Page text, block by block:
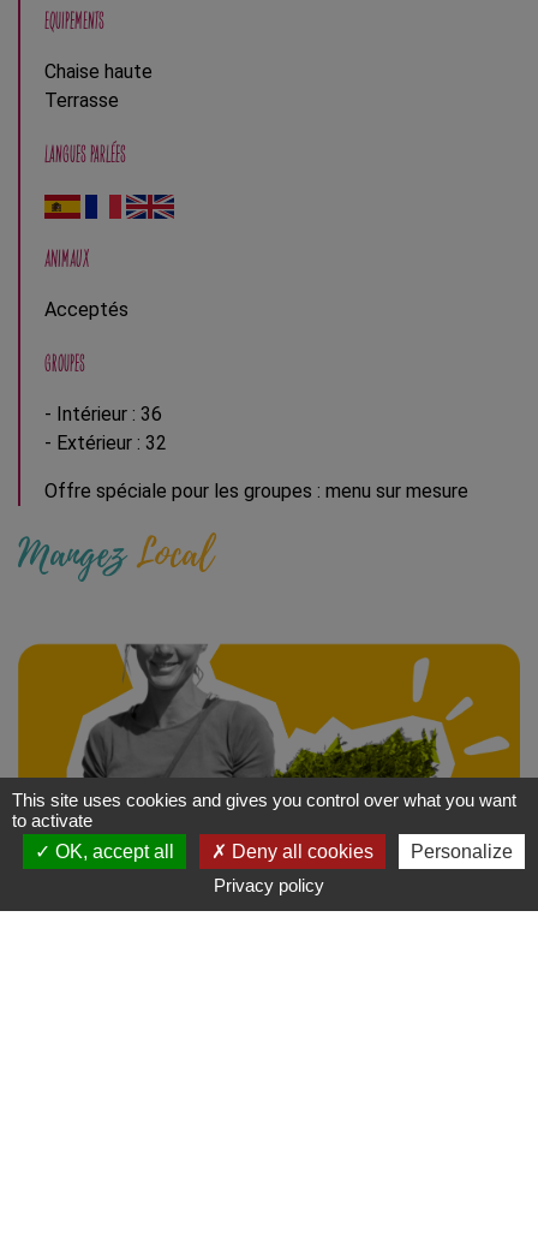
EQUIPEMENTS
Chaise haute
Terrasse
LANGUES PARLÉES
ANIMAUX
Acceptés
GROUPES
- Intérieur : 36
- Extérieur : 32
Offre spéciale pour les groupes : menu sur mesure
Mangez Local
Contact S'y rendre
This site uses cookies and gives you control over what you want
to activate
OK, accept all
Deny all cookies
Personalize
Privacy policy